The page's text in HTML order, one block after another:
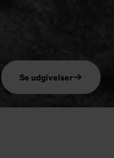
Se udgivelser